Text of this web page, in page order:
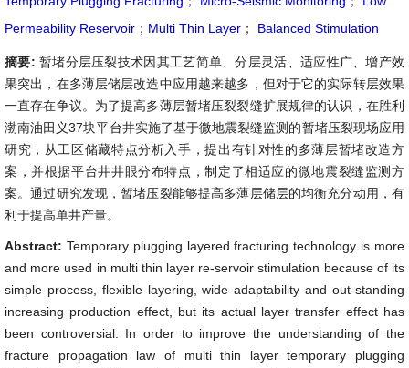
Permeability Reservoir ； Multi Thin Layer ； Balanced Stimulation
摘要: 暂堵分层压裂技术因其工艺简单、分层灵活、适应性广、增产效
果突出，在多薄层储层改造中应用越来越多，但对于它的实际转层效果
一直存在争议。为了提高多薄层暂堵压裂裂缝扩展规律的认识，在胜利
渤南油田义37块平台井实施了基于微地震裂缝监测的暂堵压裂现场应用
研究，从工区储藏特点分析入手，提出有针对性的多薄层暂堵改造方
案，并根据平台井井眼分布特点，制定了相适应的微地震裂缝监测方
案。通过研究发现，暂堵压裂能够提高多薄层储层的均衡充分动用，有
利于提高单井产量。
Abstract: Temporary plugging layered fracturing technology is more
and more used in multi thin layer re-servoir stimulation because of its
simple process, flexible layering, wide adaptability and out-standing
increasing production effect, but its actual layer transfer effect has
been controversial. In order to improve the understanding of the
fracture propagation law of multi thin layer temporary plugging